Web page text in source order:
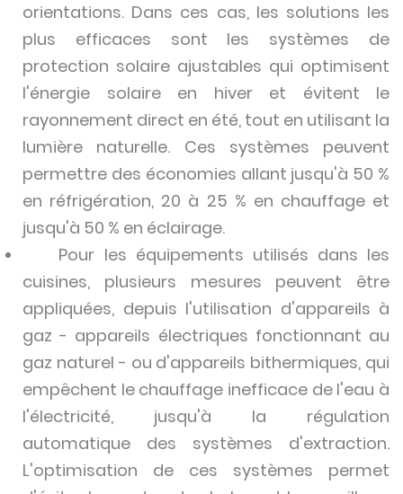
orientations. Dans ces cas, les solutions les
plus efficaces sont les systèmes de
protection solaire ajustables qui optimisent
l'énergie solaire en hiver et évitent le
rayonnement direct en été, tout en utilisant la
lumière naturelle. Ces systèmes peuvent
permettre des économies allant jusqu'à 50 %
en réfrigération, 20 à 25 % en chauffage et
jusqu'à 50 % en éclairage.
Pour les équipements utilisés dans les
cuisines, plusieurs mesures peuvent être
appliquées, depuis l'utilisation d'appareils à
gaz - appareils électriques fonctionnant au
gaz naturel - ou d'appareils bithermiques, qui
empêchent le chauffage inefficace de l'eau à
l'électricité, jusqu'à la régulation
automatique des systèmes d'extraction.
L'optimisation de ces systèmes permet